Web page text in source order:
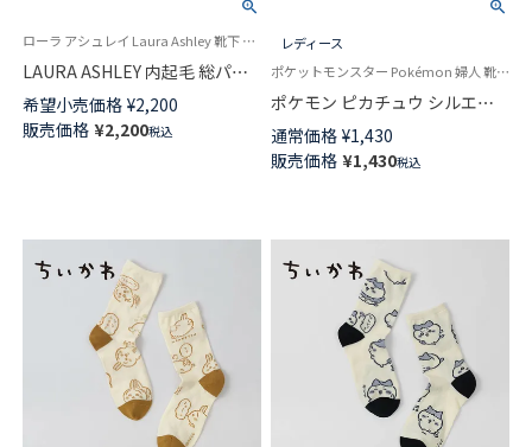
ローラ アシュレイ Laura Ashley 靴下 部屋履き ルームソックス 冬
LAURA ASHLEY 内起毛 総パイ
ル 毛混クルー丈 ルームソック
ス マグノリアグローブ柄 レデ
ィース 03358703
希望小売価格 ¥2,200
販売価格 ¥2,200税込
レディース
ポケットモンスター Pokémon 婦人 靴下 女性
ポケモン ピカチュウ シルエッ
ト プリント Plaid3 クルー丈 カ
ジュアル ソックス レディース
03307012
通常価格 ¥1,430
販売価格 ¥1,430税込